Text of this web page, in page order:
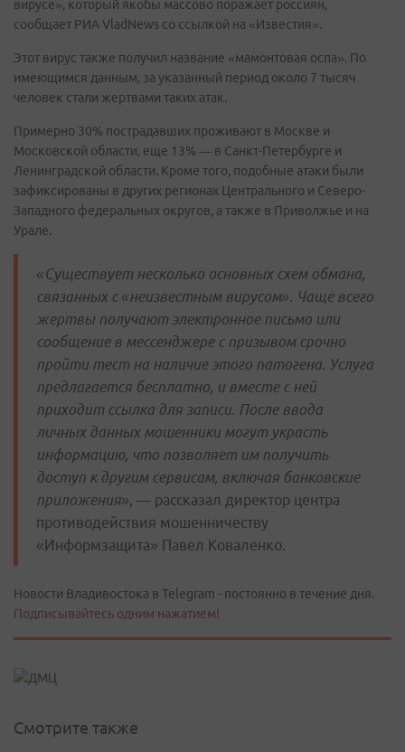
вирусе», который якобы массово поражает россиян,
сообщает РИА VladNews cо ссылкой на «Известия».
Этот вирус также получил название «мамонтовая оспа». По
имеющимся данным, за указанный период около 7 тысяч
человек стали жертвами таких атак.
Примерно 30% пострадавших проживают в Москве и
Московской области, еще 13% — в Санкт-Петербурге и
Ленинградской области. Кроме того, подобные атаки были
зафиксированы в других регионах Центрального и Северо-
Западного федеральных округов, а также в Приволжье и на
Урале.
«Существует несколько основных схем обмана,
связанных с «неизвестным вирусом». Чаще всего
жертвы получают электронное письмо или
сообщение в мессенджере с призывом срочно
пройти тест на наличие этого патогена. Услуга
предлагается бесплатно, и вместе с ней
приходит ссылка для записи. После ввода
личных данных мошенники могут украсть
информацию, что позволяет им получить
доступ к другим сервисам, включая банковские
приложения», — рассказал директор центра
противодействия мошенничеству
«Информзащита» Павел Коваленко.
Новости Владивостока в Telegram - постоянно в течение дня.
Подписывайтесь одним нажатием!
Смотрите также